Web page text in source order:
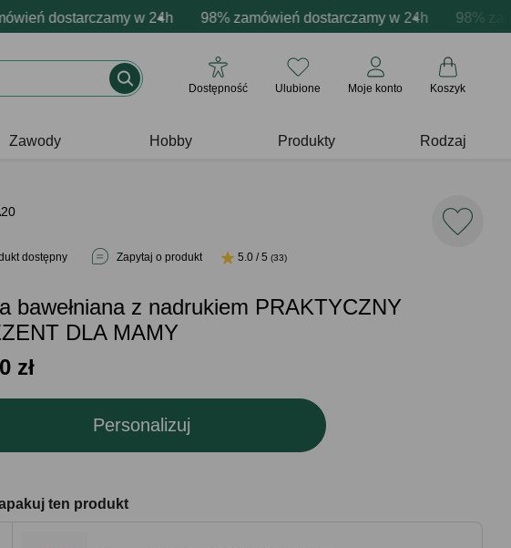
dostarczamy w 24h 98% zamówień dostarczamy w 24h 98%
personalizacja produktów Profesjonalna i darmowa personalizacja
pozytywne emocje - zawsze udane prezenty Prezentujemy
Dostępność Ulubione Moje konto Koszyk
Zawody Hobby Produkty Rodzaj
dostępny Zapytaj o produkt 5.0 / 5(33)
bawełniana z nadrukiem PRAKTYCZNY
DLA MAMY
zł
Personalizuj
ten produkt